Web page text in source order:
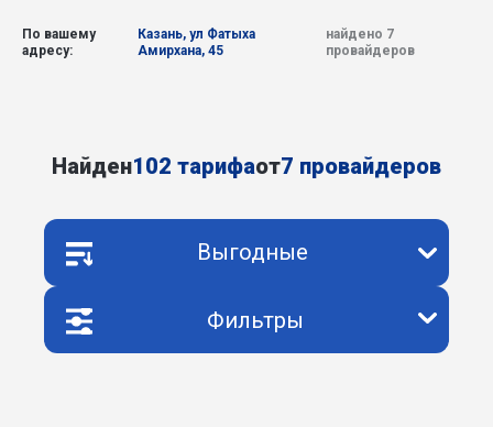
По вашему
адресу:
Казань, ул Фатыха
Амирхана, 45
найдено 7
провайдеров
Найден102 тарифаот7 провайдеров
Выгодные
Фильтры